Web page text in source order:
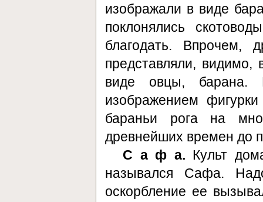
изображали в виде
поклонялись
благодать. Впрочем,
представляли, видимо,
виде овцы, барана.
изображением
бараньи рога на
древнейших времен до
С а ф а. Культ
назывался Сафа.
оскорбление ее